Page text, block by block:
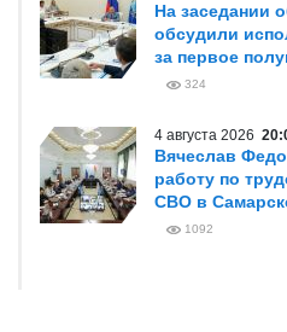
На заседании
обсудили
за первое
324
4 августа 2026
Вячеслав
работу по
СВО в
1092